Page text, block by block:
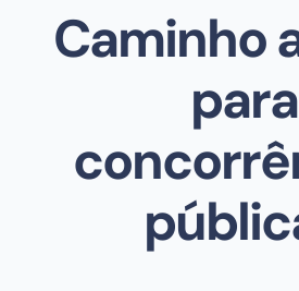
Caminho
para